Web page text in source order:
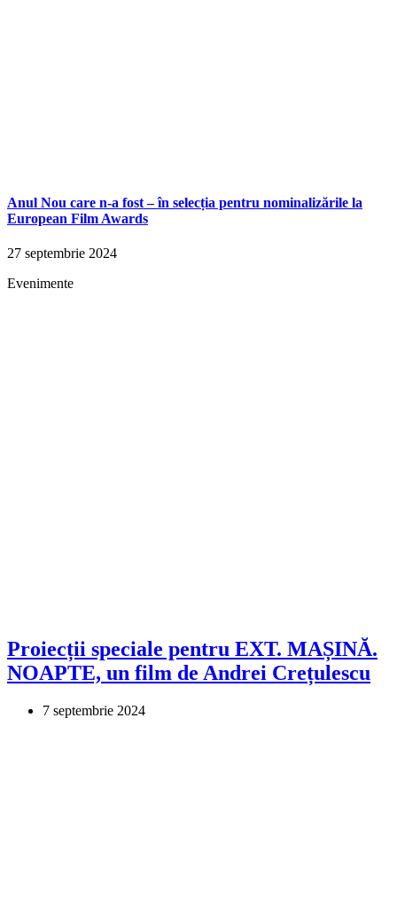
Anul Nou care n-a fost – în selecția pentru nominalizările la
European Film Awards
27 septembrie 2024
Evenimente
Proiecții speciale pentru EXT. MAȘINĂ.
NOAPTE, un film de Andrei Crețulescu
7 septembrie 2024